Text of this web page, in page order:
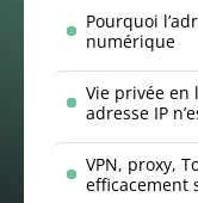
Pourquoi
numérique
Vie privée en
adresse IP
VPN, proxy,
efficacement